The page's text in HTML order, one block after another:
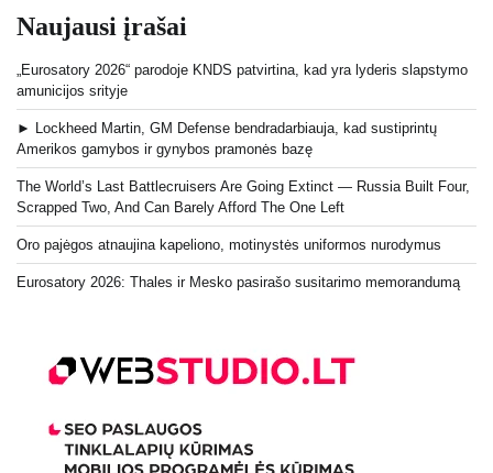
Naujausi įrašai
„Eurosatory 2026“ parodoje KNDS patvirtina, kad yra lyderis slapstymo
amunicijos srityje
► Lockheed Martin, GM Defense bendradarbiauja, kad sustiprintų
Amerikos gamybos ir gynybos pramonės bazę
The World’s Last Battlecruisers Are Going Extinct — Russia Built Four,
Scrapped Two, And Can Barely Afford The One Left
Oro pajėgos atnaujina kapeliono, motinystės uniformos nurodymus
Eurosatory 2026: Thales ir Mesko pasirašo susitarimo memorandumą